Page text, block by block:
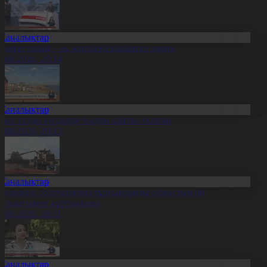
– ақ жартасқа қашалған тарих
20:14
тұзды көлдерде 6 адам қайтыс болған
20:13
солтүстіктегі тұрғындарды облыстың 90
құттықтады
20:11